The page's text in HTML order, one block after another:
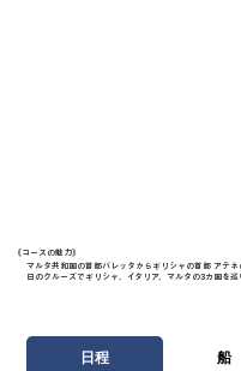
《​コースの魅力》
マルタ共和国の首都バレッタからギリシャの首都 アテ
日のクルーズでギリシャ、イタリア、マルタの3カ国を巡
日程 船